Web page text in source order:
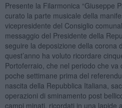
Presente la Filarmonica “Giuseppe
curato la parte musicale della
vicepresidente del Consiglio
messaggio del Presidente della
seguire la deposizione della corona
quest’anno ha voluto ricordare
Portoferraio, che nel periodo che va
poche settimane prima del
nascita della Repubblica Italiana,
operazioni di sminamento post
campi minati, ricordati in una lapide